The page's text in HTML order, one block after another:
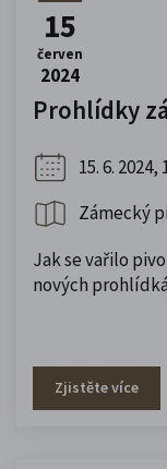
15
červen
2024
Prohlídky
15. 6. 2024,
Zámecký
Jak se vařilo
nových
Zjistěte více